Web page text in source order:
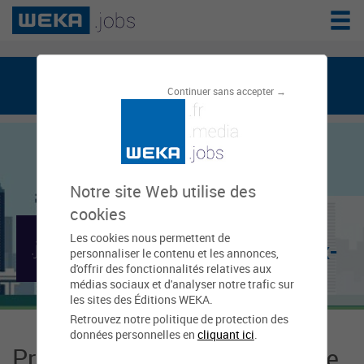
Continuer sans accepter →
Notre site Web utilise des
cookies
Les cookies nous permettent de
personnaliser le contenu et les annonces,
d'offrir des fonctionnalités relatives aux
médias sociaux et d'analyser notre trafic sur
les sites des Éditions WEKA.
Retrouvez notre politique de protection des
données personnelles en cliquant ici.
weka.jobs, le réseau de l'emploi public
Communauté de
communes des Deux-
Rives